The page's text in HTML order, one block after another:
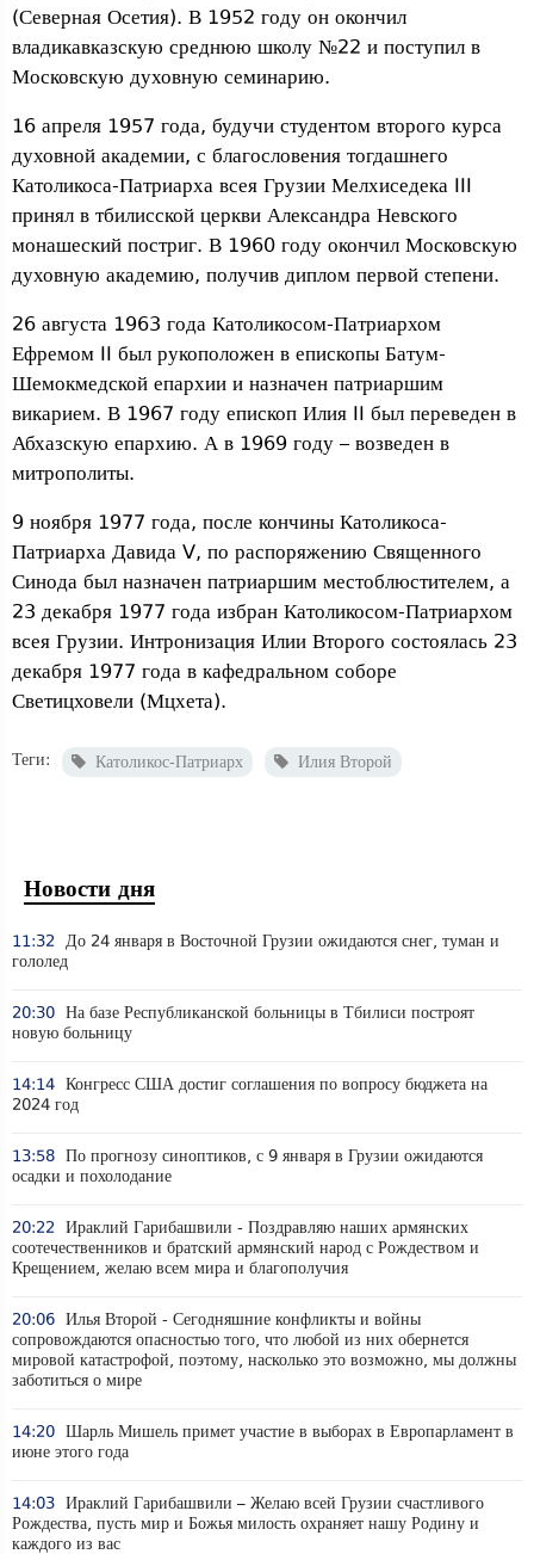
(Северная Осетия). В 1952 году он окончил
владикавказскую среднюю школу №22 и поступил в
Московскую духовную семинарию.
16 апреля 1957 года, будучи студентом второго курса
духовной академии, с благословения тогдашнего
Католикоса-Патриарха всея Грузии Мелхиседека III
принял в тбилисской церкви Александра Невского
монашеский постриг. В 1960 году окончил Московскую
духовную академию, получив диплом первой степени.
26 августа 1963 года Католикосом-Патриархом
Ефремом II был рукоположен в епископы Батум-
Шемокмедской епархии и назначен патриаршим
викарием. В 1967 году епископ Илия II был переведен в
Абхазскую епархию. А в 1969 году – возведен в
митрополиты.
9 ноября 1977 года, после кончины Католикоса-
Патриарха Давида V, по распоряжению Священного
Синода был назначен патриаршим местоблюстителем, а
23 декабря 1977 года избран Католикосом-Патриархом
всея Грузии. Интронизация Илии Второго состоялась 23
декабря 1977 года в кафедральном соборе
Светицховели (Мцхета).
Теги: Католикос-Патриарх Илия Второй
Новости дня
11:32
До 24 января в Восточной Грузии ожидаются снег, туман и
гололед
20:30 На базе Республиканской больницы в Тбилиси построят
новую больницу
14:14 Конгресс США достиг соглашения по вопросу бюджета на
2024 год
13:58 По прогнозу синоптиков, с 9 января в Грузии ожидаются
осадки и похолодание
20:22
Ираклий Гарибашвили - Поздравляю наших армянских
соотечественников и братский армянский народ с Рождеством и
Крещением, желаю всем мира и благополучия
20:06 Илья Второй - Сегодняшние конфликты и войны
сопровождаются опасностью того, что любой из них обернется
мировой катастрофой, поэтому, насколько это возможно, мы должны
заботиться о мире
14:20 Шарль Мишель примет участие в выборах в Европарламент в
июне этого года
14:03 Ираклий Гарибашвили – Желаю всей Грузии счастливого
Рождества, пусть мир и Божья милость охраняет нашу Родину и
каждого из вас